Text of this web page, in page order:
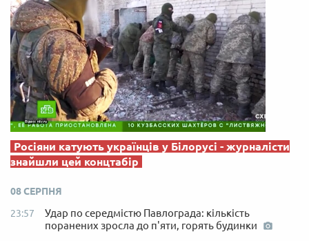
Росіяни катують українців у Білорусі - журналісти
знайшли цей концтабір
08 СЕРПНЯ
23:57
Удар по середмістю Павлограда: кількість
поранених зросла до п'яти, горять будинки